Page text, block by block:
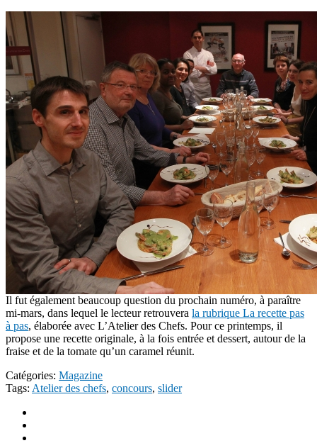
Il fut également beaucoup question du prochain numéro, à paraître
mi-mars, dans lequel le lecteur retrouvera la rubrique La recette pas
à pas, élaborée avec L’Atelier des Chefs. Pour ce printemps, il
propose une recette originale, à la fois entrée et dessert, autour de la
fraise et de la tomate qu’un caramel réunit.
Catégories: Magazine
Tags: Atelier des chefs, concours, slider